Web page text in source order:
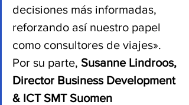
decisiones más informadas,
reforzando así nuestro papel
como consultores de viajes».
Por su parte, Susanne Lindroos,
Director Business Development
& ICT SMT Suomen